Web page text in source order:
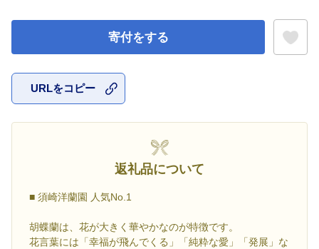
寄付をする
URLをコピー
返礼品について
■ 須崎洋蘭園 人気No.1
胡蝶蘭は、花が大きく華やかなのが特徴です。
花言葉には「幸福が飛んでくる」「純粋な愛」「発展」な